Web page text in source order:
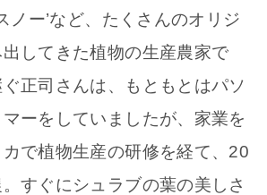
ノー’など、たくさんのオリジ
してきた植物の生産農家で
正司さんは、もともとはパソ
ーをしていましたが、家業を
で植物生産の研修を経て、20
すぐにシュラブの葉の美しさ